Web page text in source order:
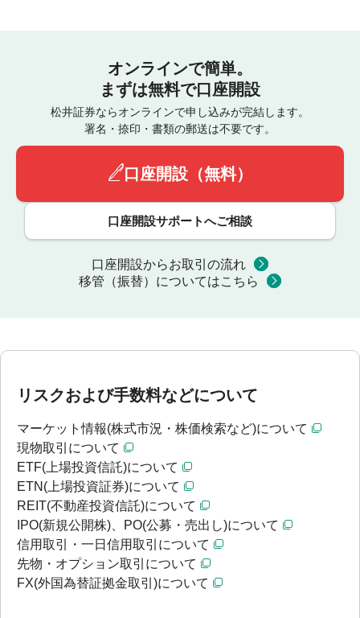
オンラインで簡単。
まずは無料で口座開設
松井証券ならオンラインで申し込みが完結します。
署名・捺印・書類の郵送は不要です。
口座開設（無料）
口座開設サポートへご相談
口座開設からお取引の流れ
移管（振替）についてはこちら
リスクおよび手数料などについて
マーケット情報(株式市況・株価検索など)について
現物取引について
ETF(上場投資信託)について
ETN(上場投資証券)について
REIT(不動産投資信託)について
IPO(新規公開株)、PO(公募・売出し)について
信用取引・一日信用取引について
先物・オプション取引について
FX(外国為替証拠金取引)について